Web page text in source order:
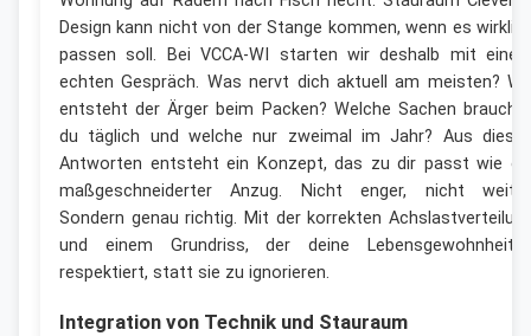
Design kann nicht von der Stange kommen, wenn es
passen soll. Bei VCCA-WI starten wir deshalb mit
echten Gespräch. Was nervt dich aktuell am meisten?
entsteht der Ärger beim Packen? Welche Sachen
du täglich und welche nur zweimal im Jahr? Aus
Antworten entsteht ein Konzept, das zu dir passt wie
maßgeschneiderter Anzug. Nicht enger, nicht
Sondern genau richtig. Mit der korrekten
und einem Grundriss, der deine
respektiert, statt sie zu ignorieren.
Integration von Technik und Stauraum